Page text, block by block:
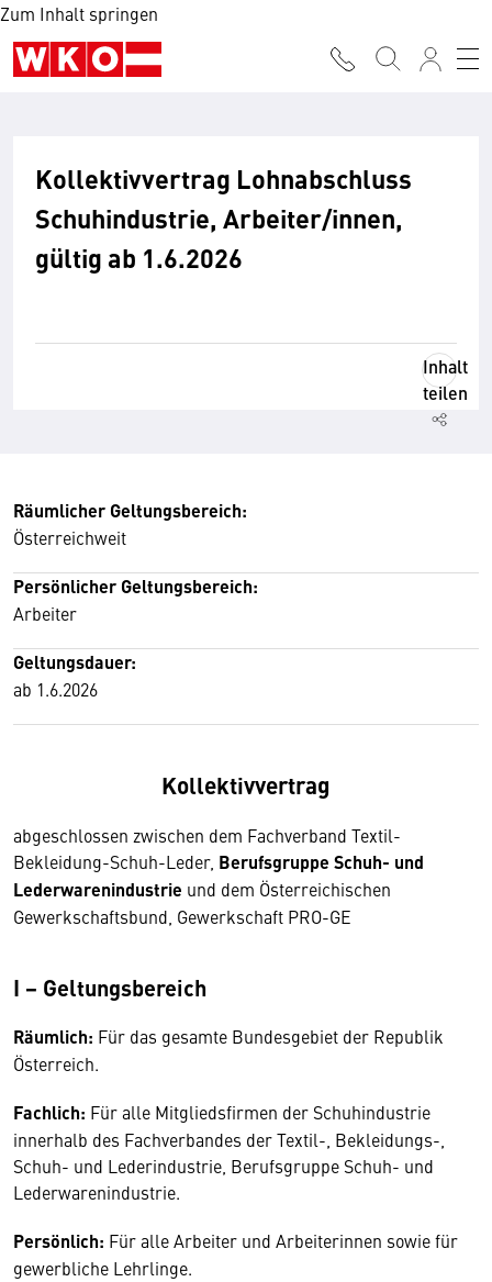
Zum Inhalt springen
Kollektivvertrag Lohnabschluss
Schuhindustrie, Arbeiter/innen,
gültig ab 1.6.2026
Inhalt
teilen
Räumlicher Geltungsbereich:
Österreichweit
Persönlicher Geltungsbereich:
Arbeiter
Geltungsdauer:
ab 1.6.2026
Kollektivvertrag
abgeschlossen zwischen dem Fachverband Textil-
Bekleidung-Schuh-Leder, Berufsgruppe Schuh- und
Lederwarenindustrie und dem Österreichischen
Gewerkschaftsbund, Gewerkschaft PRO-GE
I − Geltungsbereich
Räumlich: Für das gesamte Bundesgebiet der Republik
Österreich.
Fachlich: Für alle Mitgliedsfirmen der Schuhindustrie
innerhalb des Fachverbandes der Textil-, Bekleidungs-,
Schuh- und Lederindustrie, Berufsgruppe Schuh- und
Lederwarenindustrie.
Persönlich: Für alle Arbeiter und Arbeiterinnen sowie für
gewerbliche Lehrlinge.